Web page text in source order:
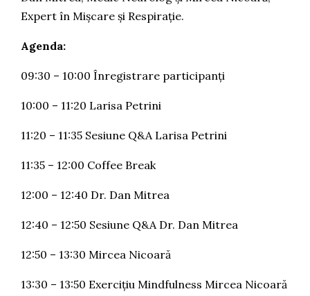
Expert în Mișcare și Respirație.
Agenda:
09:30 – 10:00 Înregistrare participanți
10:00 – 11:20 Larisa Petrini
11:20 – 11:35 Sesiune Q&A Larisa Petrini
11:35 – 12:00 Coffee Break
12:00 – 12:40 Dr. Dan Mitrea
12:40 – 12:50 Sesiune Q&A Dr. Dan Mitrea
12:50 – 13:30 Mircea Nicoară
13:30 – 13:50 Exercițiu Mindfulness Mircea Nicoară